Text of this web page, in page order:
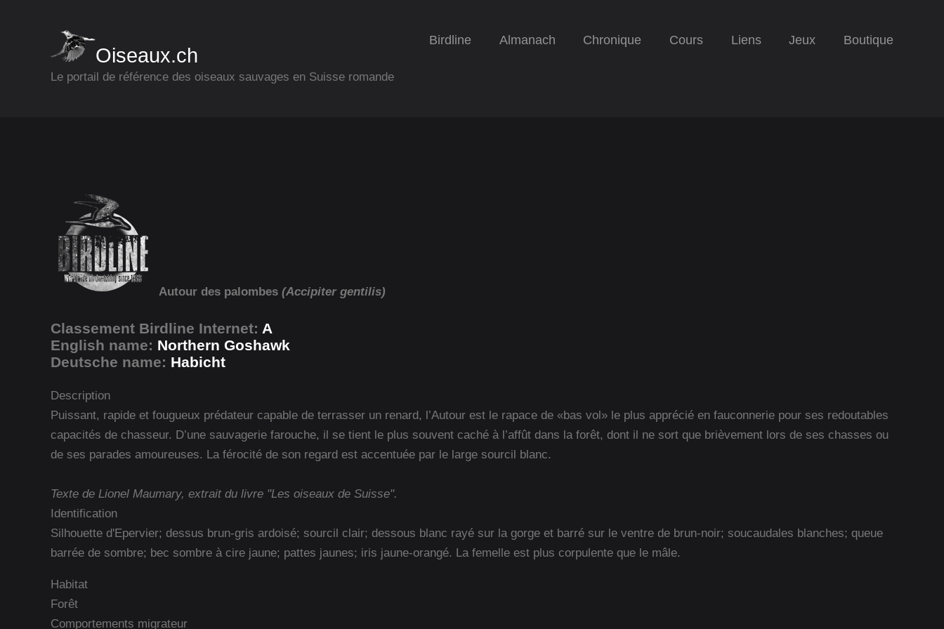
Oiseaux.ch
Le portail de référence des oiseaux sauvages en Suisse romande
Birdline Almanach Chronique Cours Liens Jeux Boutique
Autour des palombes (Accipiter gentilis)
Classement Birdline Internet: A
English name: Northern Goshawk
Deutsche name: Habicht
Description
Puissant, rapide et fougueux prédateur capable de terrasser un renard, l’Autour est le rapace de «bas vol» le plus apprécié en fauconnerie pour ses redoutables
capacités de chasseur. D’une sauvagerie farouche, il se tient le plus souvent caché à l’affût dans la forêt, dont il ne sort que brièvement lors de ses chasses ou
de ses parades amoureuses. La férocité de son regard est accentuée par le large sourcil blanc.
Texte de Lionel Maumary, extrait du livre "Les oiseaux de Suisse".
Identification
Silhouette d'Epervier; dessus brun-gris ardoisé; sourcil clair; dessous blanc rayé sur la gorge et barré sur le ventre de brun-noir; soucaudales blanches; queue
barrée de sombre; bec sombre à cire jaune; pattes jaunes; iris jaune-orangé. La femelle est plus corpulente que le mâle.
Habitat
Forêt
Comportements migrateur